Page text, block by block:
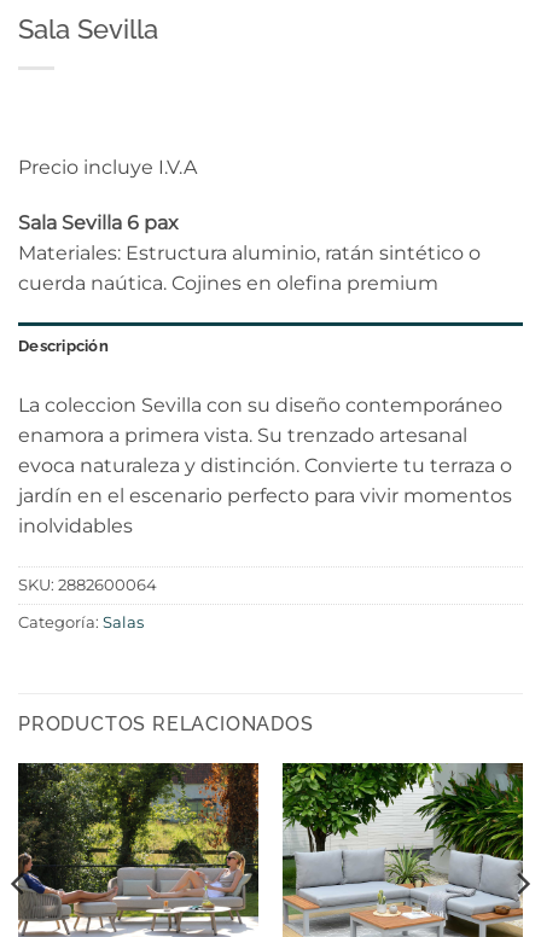
Sala Sevilla
Precio incluye I.V.A
Sala Sevilla 6 pax
Materiales: Estructura aluminio, ratán sintético o
cuerda naútica. Cojines en olefina premium
Descripción
La coleccion Sevilla con su diseño contemporáneo
enamora a primera vista. Su trenzado artesanal
evoca naturaleza y distinción. Convierte tu terraza o
jardín en el escenario perfecto para vivir momentos
inolvidables
SKU: 2882600064
Categoría: Salas
PRODUCTOS RELACIONADOS